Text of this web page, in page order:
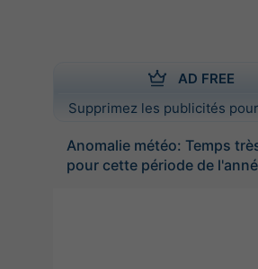
AD FREE
Supprimez les publicités
Anomalie météo: Temps
pour cette période de